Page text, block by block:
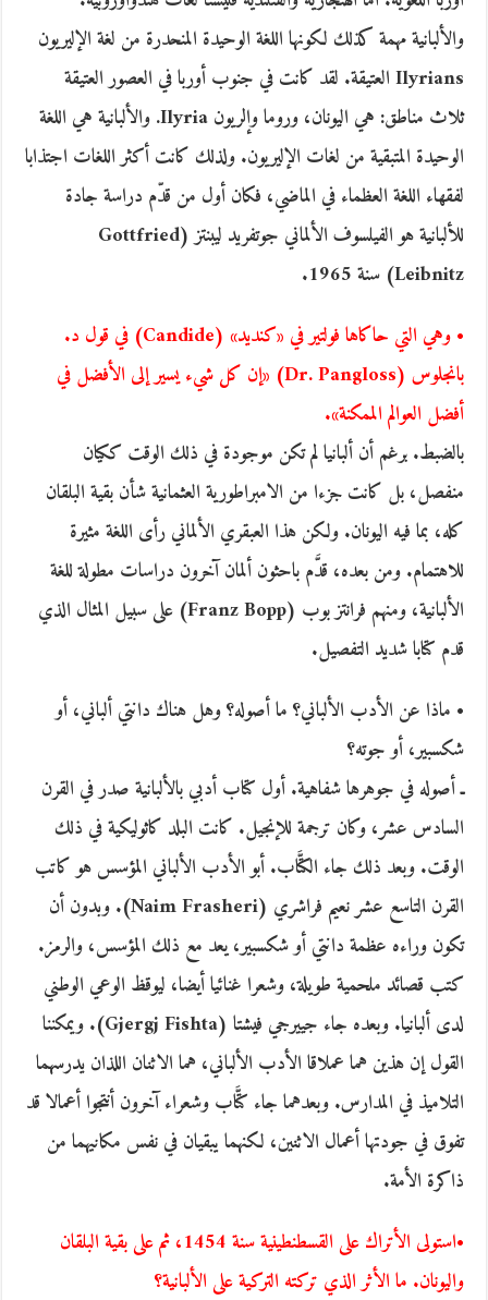
والألبانية مهمة كذلك لكونها اللغة الوحيدة المنحدرة من لغة الإليريون
Ilyrians العتيقة. لقد كانت في جنوب أوربا في العصور العتيقة
ثلاث مناطق: هي اليونان، وروما وإلريون Ilyria. والألبانية هي اللغة
الوحيدة المتبقية من لغات الإليريون. ولذلك كانت أكثر اللغات اجتذابا
لفقهاء اللغة العظماء في الماضي، فكان أول من قدّم دراسة جادة
للألبانية هو الفيلسوف الألماني جوتفريد ليبنتز (Gottfried
Leibnitz) سنة 1965.
• وهي التي حاكاها فولتير في «كنديد» (Candide) في قول د.
بانجلوس (Dr. Pangloss) «إن كل شيء يسير إلى الأفضل في
أفضل العوالم الممكنة».
بالضبط. برغم أن ألبانيا لم تكن موجودة في ذلك الوقت ككيان
منفصل، بل كانت جزءا من الامبراطورية العثمانية شأن بقية البلقان
كله، بما فيه اليونان. ولكن هذا العبقري الألماني رأى اللغة مثيرة
للاهتمام. ومن بعده، قدَّم باحثون ألمان آخرون دراسات مطولة للغة
الألبانية، ومنهم فرانتز بوب (Franz Bopp) على سبيل المثال الذي
قدم كتابا شديد التفصيل.
• ماذا عن الأدب الألباني؟ ما أصوله؟ وهل هناك دانتي ألباني، أو
شكسبير، أو جوته؟
ـ أصوله في جوهرها شفاهية. أول كتاب أدبي بالألبانية صدر في القرن
السادس عشر، وكان ترجمة للإنجيل. كانت البلد كاثوليكية في ذلك
الوقت. وبعد ذلك جاء الكتَّاب. أبو الأدب الألباني المؤسس هو كاتب
القرن التاسع عشر نعيم فراشري (Naim Frasheri). وبدون أن
تكون وراءه عظمة دانتي أو شكسبير، يعد مع ذلك المؤسس، والرمز.
كتب قصائد ملحمية طويلة، وشعرا غنائيا أيضا، ليوقظ الوعي الوطني
لدى ألبانيا. وبعده جاء جييرجي فيشتا (Gjergj Fishta). ويمكننا
القول إن هذين هما عملاقا الأدب الألباني، هما الاثنان اللذان يدرسهما
التلاميذ في المدارس. وبعدهما جاء كتَّاب وشعراء آخرون أنتجوا أعمالا قد
تفوق في جودتها أعمال الاثنين، لكنهما يبقيان في نفس مكانيهما من
ذاكرة الأمة.
•استولى الأتراك على القسطنطينية سنة 1454، ثم على بقية البلقان
واليونان. ما الأثر الذي تركته التركية على الألبانية؟